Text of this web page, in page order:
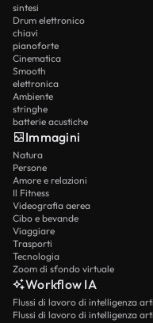
sintesi
Drum elettronico
chiavi
pianoforte
Cinematica
Smooth
elettronica
Ambiente
stringhe
batterie acustiche
Immagini
Natura
Persone
Amore e relazioni
Il Fitness
Videografia aerea
Cibo e bevande
Viaggiare
Trasporti
Tecnologia
Zoom di sfondo virtuale
Workflow IA
Flussi di lavoro di intelligenza